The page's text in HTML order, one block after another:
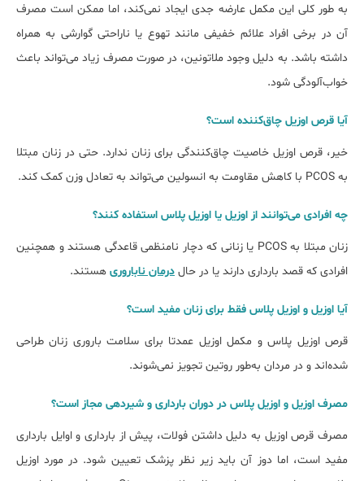
به طور کلی این مکمل عارضه جدی ایجاد نمی‌کند، اما ممکن است مصرف
آن در برخی افراد علائم خفیفی مانند تهوع یا ناراحتی گوارشی به همراه
داشته باشد. به دلیل وجود ملاتونین، در صورت مصرف زیاد می‌تواند باعث
خواب‌آلودگی شود.
آیا قرص اوزیل چاق‌کننده است؟
خیر، قرص اوزیل خاصیت چاق‌کنندگی برای زنان ندارد. حتی در زنان مبتلا
به PCOS با کاهش مقاومت به انسولین می‌تواند به تعادل وزن کمک کند.
چه افرادی می‌توانند از اوزیل یا اوزیل پلاس استفاده کنند؟
زنان مبتلا به PCOS یا زنانی که دچار نامنظمی قاعدگی هستند و همچنین
افرادی که قصد بارداری دارند یا در حال درمان ناباروری هستند.
آیا اوزیل و اوزیل پلاس فقط برای زنان مفید است؟
قرص اوزیل پلاس و مکمل اوزیل عمدتا برای سلامت باروری زنان طراحی
شده‌اند و در مردان به‌طور روتین تجویز نمی‌شوند.
مصرف اوزیل و اوزیل پلاس در دوران بارداری و شیردهی مجاز است؟
مصرف قرص اوزیل به دلیل داشتن فولات، پیش از بارداری و اوایل بارداری
مفید است، اما دوز آن باید زیر نظر پزشک تعیین شود. در مورد اوزیل